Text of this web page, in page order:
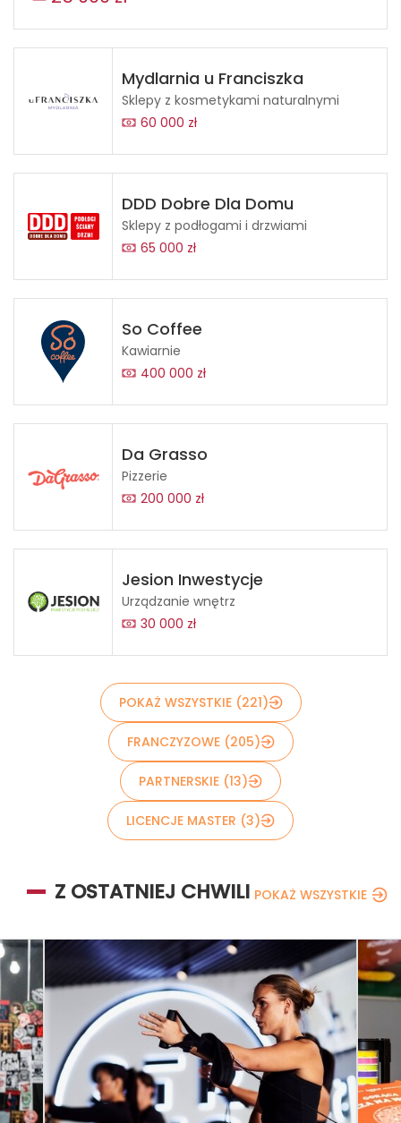
Mydlarnia u Franciszka
Sklepy z kosmetykami naturalnymi
60 000 zł
DDD Dobre Dla Domu
Sklepy z podłogami i drzwiami
65 000 zł
So Coffee
Kawiarnie
400 000 zł
Da Grasso
Pizzerie
200 000 zł
Jesion Inwestycje
Urządzanie wnętrz
30 000 zł
POKAŻ WSZYSTKIE (221)
FRANCZYZOWE (205)
PARTNERSKIE (13)
LICENCJE MASTER (3)
Z OSTATNIEJ CHWILI POKAŻ WSZYSTKIE